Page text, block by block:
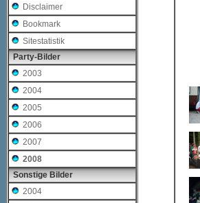
Disclaimer
Bookmark
Sitestatistik
Party-Bilder
2003
2004
2005
2006
2007
2008
Sonstige Bilder
2004